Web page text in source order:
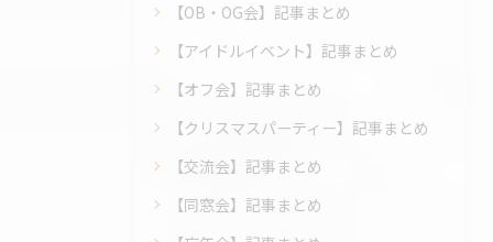
【OB・OG会】記事まとめ
【アイドルイベント】記事まとめ
【オフ会】記事まとめ
【クリスマスパーティー】記事まとめ
【交流会】記事まとめ
【同窓会】記事まとめ